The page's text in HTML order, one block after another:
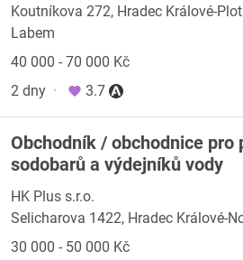
Koutníkova 272, Hradec Králové-
Labem
40 000 - 70 000 Kč
2 dny · 3.7
Obchodník / obchodnice pro
sodobarů a výdejníků vody
HK Plus s.r.o.
Selicharova 1422, Hradec Králové-
30 000 - 50 000 Kč